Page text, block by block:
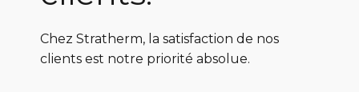
Chez Stratherm, la satisfaction de nos
clients est notre priorité absolue.
1
2
4
5 3
5
6